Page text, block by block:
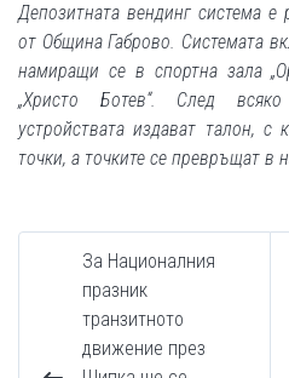
Депозитната вендинг система е
от Община Габрово. Системата
намиращи се в спортна зала
„Христо Ботев“. След
устройствата издават талон, с
точки, а точките се превръщат в
За Националния
празник
транзитното
движение през